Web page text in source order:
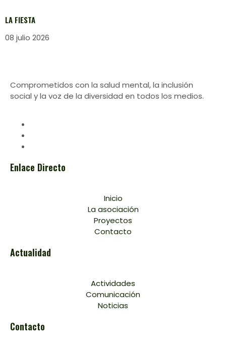
LA FIESTA
08 julio 2026
Comprometidos con la salud mental, la inclusión
social y la voz de la diversidad en todos los medios.
Enlace Directo
Inicio
La asociación
Proyectos
Contacto
Actualidad
Actividades
Comunicación
Noticias
Contacto